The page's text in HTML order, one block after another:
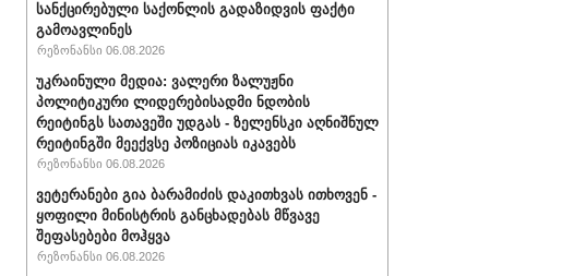
სანქცირებული საქონლის გადაზიდვის ფაქტი
გამოავლინეს
რეზონანსი 06.08.2026
უკრაინული მედია: ვალერი ზალუჟნი
პოლიტიკური ლიდერებისადმი ნდობის
რეიტინგს სათავეში უდგას - ზელენსკი აღნიშნულ
რეიტინგში მეექვსე პოზიციას იკავებს
რეზონანსი 06.08.2026
ვეტერანები გია ბარამიძის დაკითხვას ითხოვენ -
ყოფილი მინისტრის განცხადებას მწვავე
შეფასებები მოჰყვა
რეზონანსი 06.08.2026